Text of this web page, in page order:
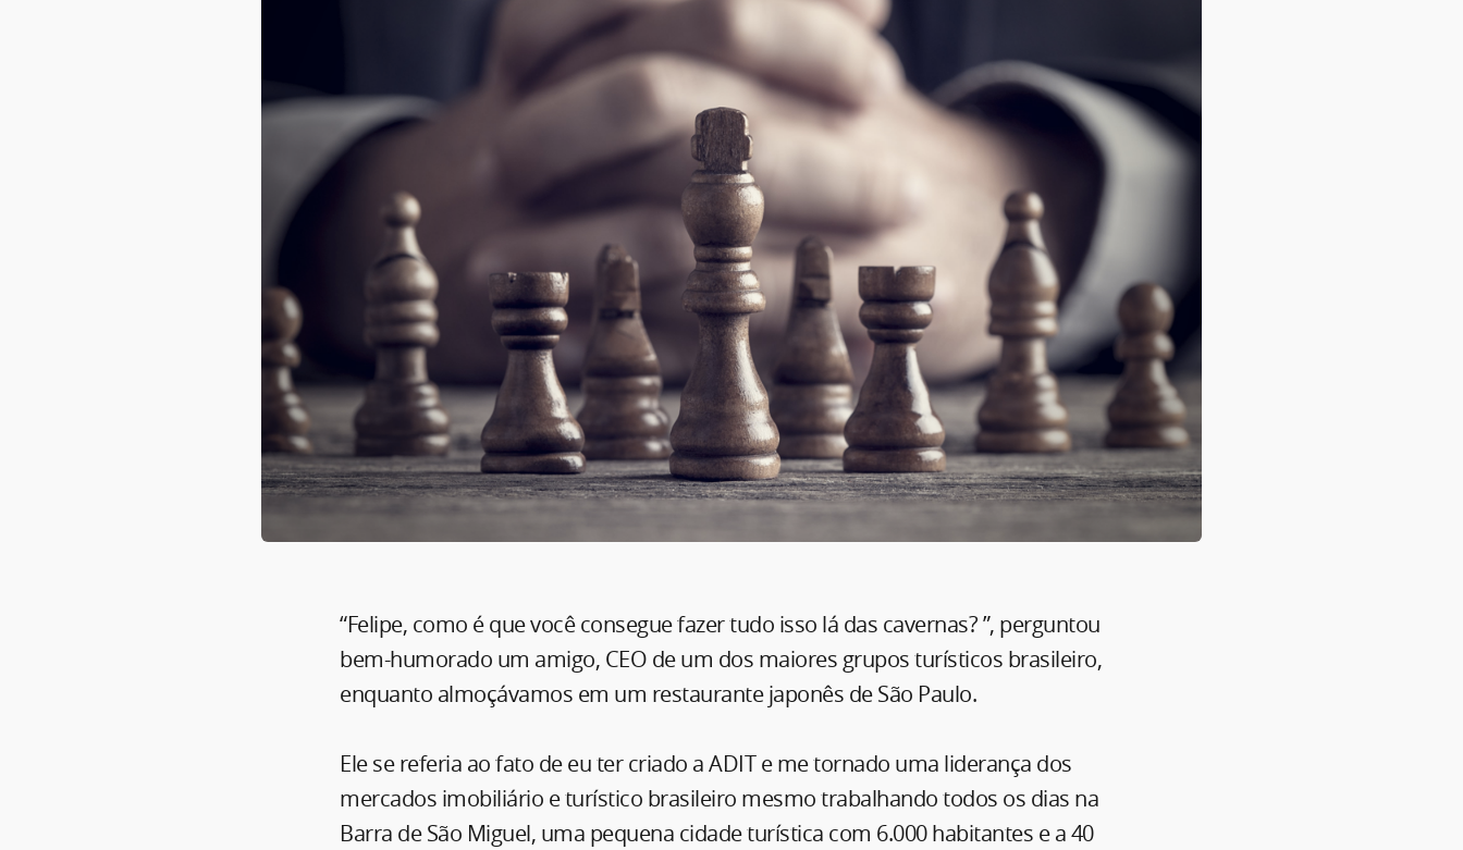
“Felipe, como é que você consegue fazer tudo isso lá das cavernas? ”, perguntou
bem-humorado um amigo, CEO de um dos maiores grupos turísticos brasileiro,
enquanto almoçávamos em um restaurante japonês de São Paulo.
Ele se referia ao fato de eu ter criado a ADIT e me tornado uma liderança dos
mercados imobiliário e turístico brasileiro mesmo trabalhando todos os dias na
Barra de São Miguel, uma pequena cidade turística com 6.000 habitantes e a 40